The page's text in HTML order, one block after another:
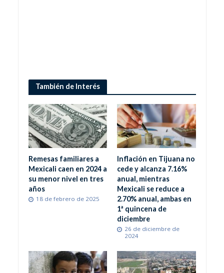
También de Interés
Remesas familiares a
Mexicali caen en 2024 a
su menor nivel en tres
años
18 de febrero de 2025
Inflación en Tijuana no
cede y alcanza 7.16%
anual, mientras
Mexicali se reduce a
2.70% anual, ambas en
1ª quincena de
diciembre
26 de diciembre de
2024